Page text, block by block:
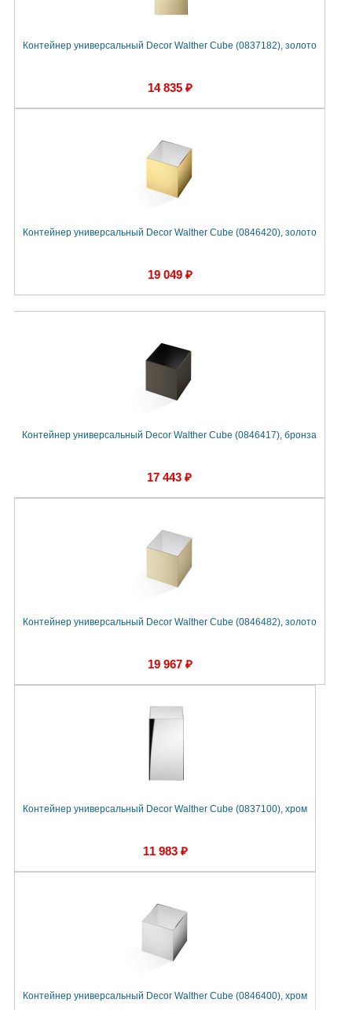
Контейнер универсальный Decor Walther Cube (0837182), золото
14 835 ₽
Контейнер универсальный Decor Walther Cube (0846420), золото
19 049 ₽
Контейнер универсальный Decor Walther Cube (0846417), бронза
17 443 ₽
Контейнер универсальный Decor Walther Cube (0846482), золото
19 967 ₽
Контейнер универсальный Decor Walther Cube (0837100), хром
11 983 ₽
Контейнер универсальный Decor Walther Cube (0846400), хром